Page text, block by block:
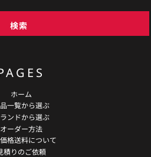
検索
ホーム
一覧から選ぶ
ンドから選ぶ
オーダー方法
格送料について
積りのご依頼